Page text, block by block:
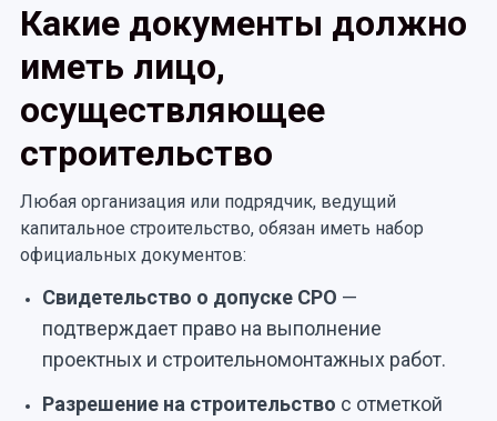
Какие документы должно
иметь лицо,
осуществляющее
строительство
Любая организация или подрядчик, ведущий
капитальное строительство, обязан иметь набор
официальных документов:
Свидетельство о допуске СРО —
подтверждает право на выполнение
проектных и строительномонтажных работ.
Разрешение на строительство с отметкой